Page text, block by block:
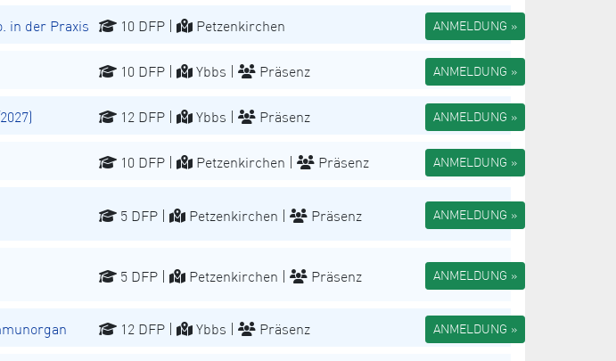
in der Praxis 10 DFP | Petzenkirchen ANMELDUNG »
10 DFP | Ybbs | Präsenz ANMELDUNG »
12 DFP | Ybbs | Präsenz ANMELDUNG »
10 DFP | Petzenkirchen | Präsenz ANMELDUNG »
5 DFP | Petzenkirchen | Präsenz ANMELDUNG »
5 DFP | Petzenkirchen | Präsenz ANMELDUNG »
12 DFP | Ybbs | Präsenz ANMELDUNG »